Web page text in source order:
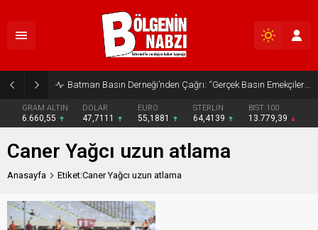
Batman Basın Derneği’nden Çağrı: “Gerçek Basın Emekçileri Desteklenmeli”
GRAM ALTIN
6.660,55
DOLAR
47,7111
EURO
55,1881
STERLİN
64,4139
BIST 100
13.779,39
Caner Yağcı uzun atlama
Anasayfa Etiket:Caner Yağcı uzun atlama